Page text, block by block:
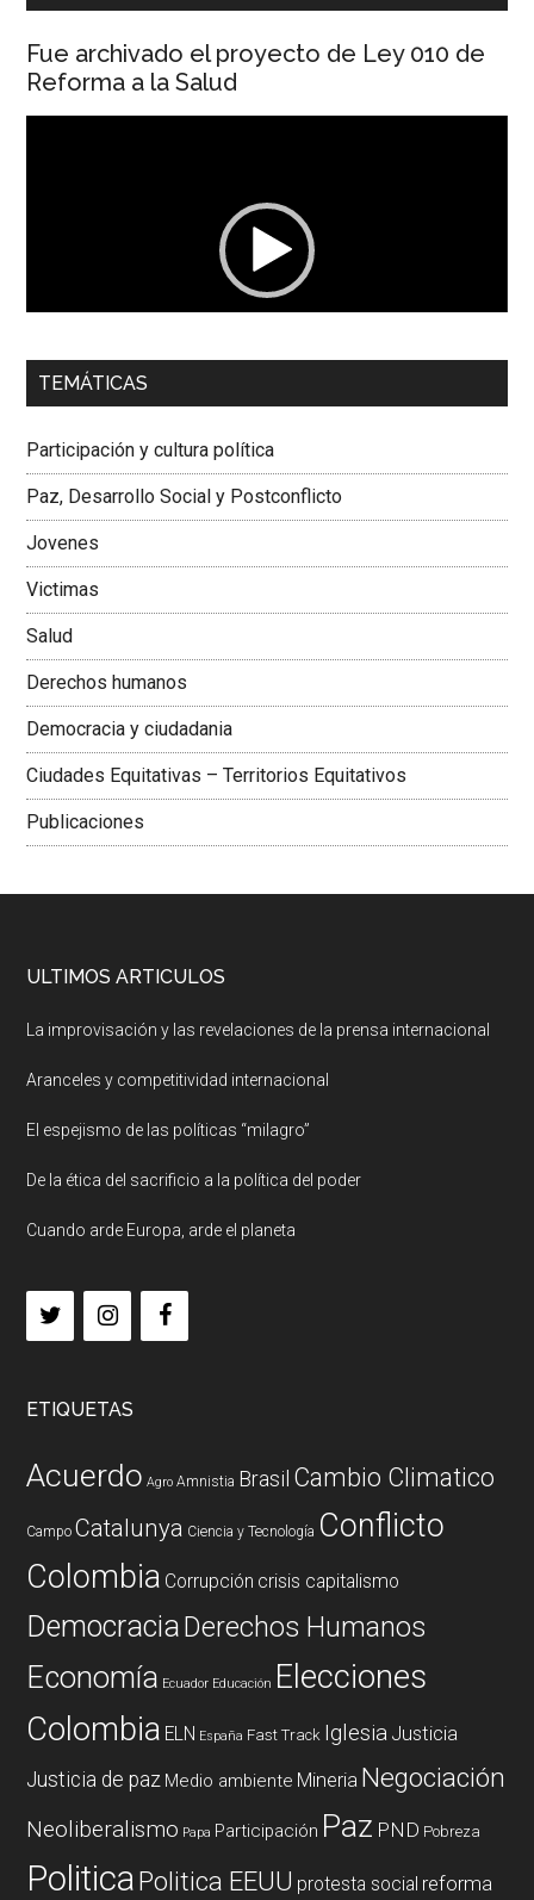
Fue archivado el proyecto de Ley 010 de
Reforma a la Salud
00:00 01:04
Dra. Carolina Corcho Mejía,Presidenta Corporación
Colombiana
TEMÁTICAS
Participación y cultura política
Paz, Desarrollo Social y Postconflicto
Jovenes
Victimas
Salud
Derechos humanos
Democracia y ciudadania
Ciudades Equitativas – Territorios Equitativos
Publicaciones
ULTIMOS ARTICULOS
La improvisación y las revelaciones de la prensa internacional
Aranceles y competitividad internacional
El espejismo de las políticas “milagro”
De la ética del sacrificio a la política del poder
Cuando arde Europa, arde el planeta
ETIQUETAS
Acuerdo Agro Amnistia Brasil Cambio Climatico
Campo Catalunya Ciencia y Tecnología Conflicto
Colombia Corrupción crisis capitalismo
DemocraciaDerechos Humanos
Economía Ecuador Educación Elecciones
Colombia ELN España Fast Track Iglesia Justicia
Justicia de paz Medio ambiente Mineria Negociación
Neoliberalismo Papa Participación Paz PND Pobreza
PoliticaPolitica EEUU protesta social reforma